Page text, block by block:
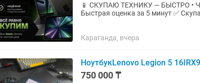
📱 СКУПАЮ ТЕХНИКУ — БЫСТРО • ЧЕСТНО • ДОРОГО
Быстрая оценка за 5 минут ✅ Скупаю: • iPhone • Samsung • MacBook • iPad • Игровые ноутбуки
Караганда, вчера
НоутбукLenovo Legion 5
750 000 ₸